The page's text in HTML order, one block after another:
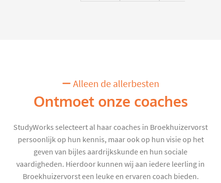
Alleen de allerbesten
Ontmoet onze coaches
StudyWorks selecteert al haar coaches in Broekhuizervorst
persoonlijk op hun kennis, maar ook op hun visie op het
geven van bijles aardrijkskunde en hun sociale
vaardigheden. Hierdoor kunnen wij aan iedere leerling in
Broekhuizervorst een leuke en ervaren coach bieden.